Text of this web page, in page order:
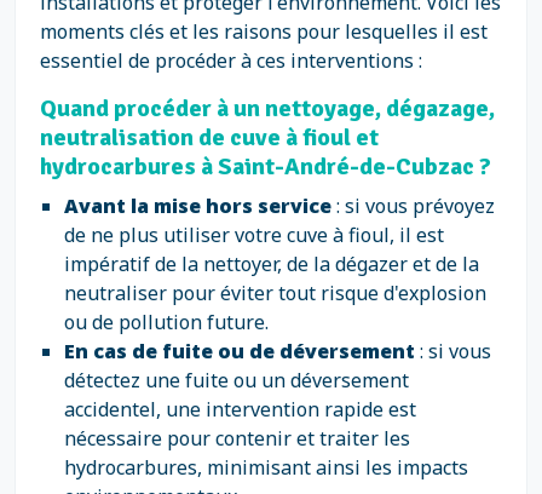
moments clés et les raisons pour lesquelles il est
essentiel de procéder à ces interventions :
Quand procéder à un nettoyage, dégazage,
neutralisation de cuve à fioul et
hydrocarbures à Saint-André-de-Cubzac ?
Avant la mise hors service: si vous prévoyez
de ne plus utiliser votre cuve à fioul, il est
impératif de la nettoyer, de la dégazer et de la
neutraliser pour éviter tout risque d'explosion
ou de pollution future.
En cas de fuite ou de déversement : si vous
détectez une fuite ou un déversement
accidentel, une intervention rapide est
nécessaire pour contenir et traiter les
hydrocarbures, minimisant ainsi les impacts